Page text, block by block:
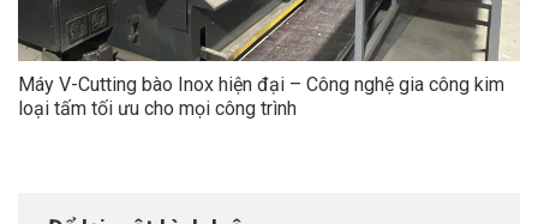
Máy V-Cutting bào Inox hiện đại – Công nghệ gia công kim
loại tấm tối ưu cho mọi công trình